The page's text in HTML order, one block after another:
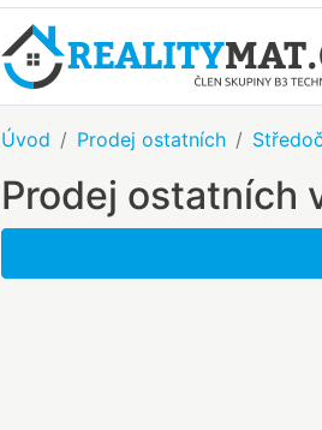
Úvod Prodej ostatních
Prodej ostatních